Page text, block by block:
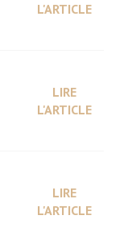
L'ARTICLE
LIRE
L'ARTICLE
LIRE
L'ARTICLE